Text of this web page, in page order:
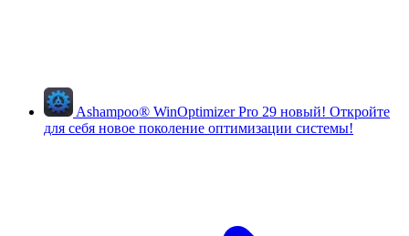
Ashampoo® WinOptimizer Pro 29 новый! Откройте
для себя новое поколение оптимизации системы!